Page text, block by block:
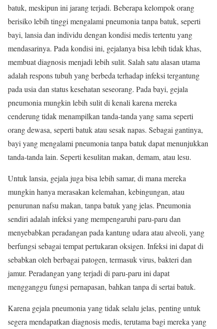
batuk, meskipun ini jarang terjadi. Beberapa kelompok orang
berisiko lebih tinggi mengalami pneumonia tanpa batuk, seperti
bayi, lansia dan individu dengan kondisi medis tertentu yang
mendasarinya. Pada kondisi ini, gejalanya bisa lebih tidak khas,
membuat diagnosis menjadi lebih sulit. Salah satu alasan utama
adalah respons tubuh yang berbeda terhadap infeksi tergantung
pada usia dan status kesehatan seseorang. Pada bayi, gejala
pneumonia mungkin lebih sulit di kenali karena mereka
cenderung tidak menampilkan tanda-tanda yang sama seperti
orang dewasa, seperti batuk atau sesak napas. Sebagai gantinya,
bayi yang mengalami pneumonia tanpa batuk dapat menunjukkan
tanda-tanda lain. Seperti kesulitan makan, demam, atau lesu.
Untuk lansia, gejala juga bisa lebih samar, di mana mereka
mungkin hanya merasakan kelemahan, kebingungan, atau
penurunan nafsu makan, tanpa batuk yang jelas. Pneumonia
sendiri adalah infeksi yang mempengaruhi paru-paru dan
menyebabkan peradangan pada kantung udara atau alveoli, yang
berfungsi sebagai tempat pertukaran oksigen. Infeksi ini dapat di
sebabkan oleh berbagai patogen, termasuk virus, bakteri dan
jamur. Peradangan yang terjadi di paru-paru ini dapat
mengganggu fungsi pernapasan, bahkan tanpa di sertai batuk.
Karena gejala pneumonia yang tidak selalu jelas, penting untuk
segera mendapatkan diagnosis medis, terutama bagi mereka yang